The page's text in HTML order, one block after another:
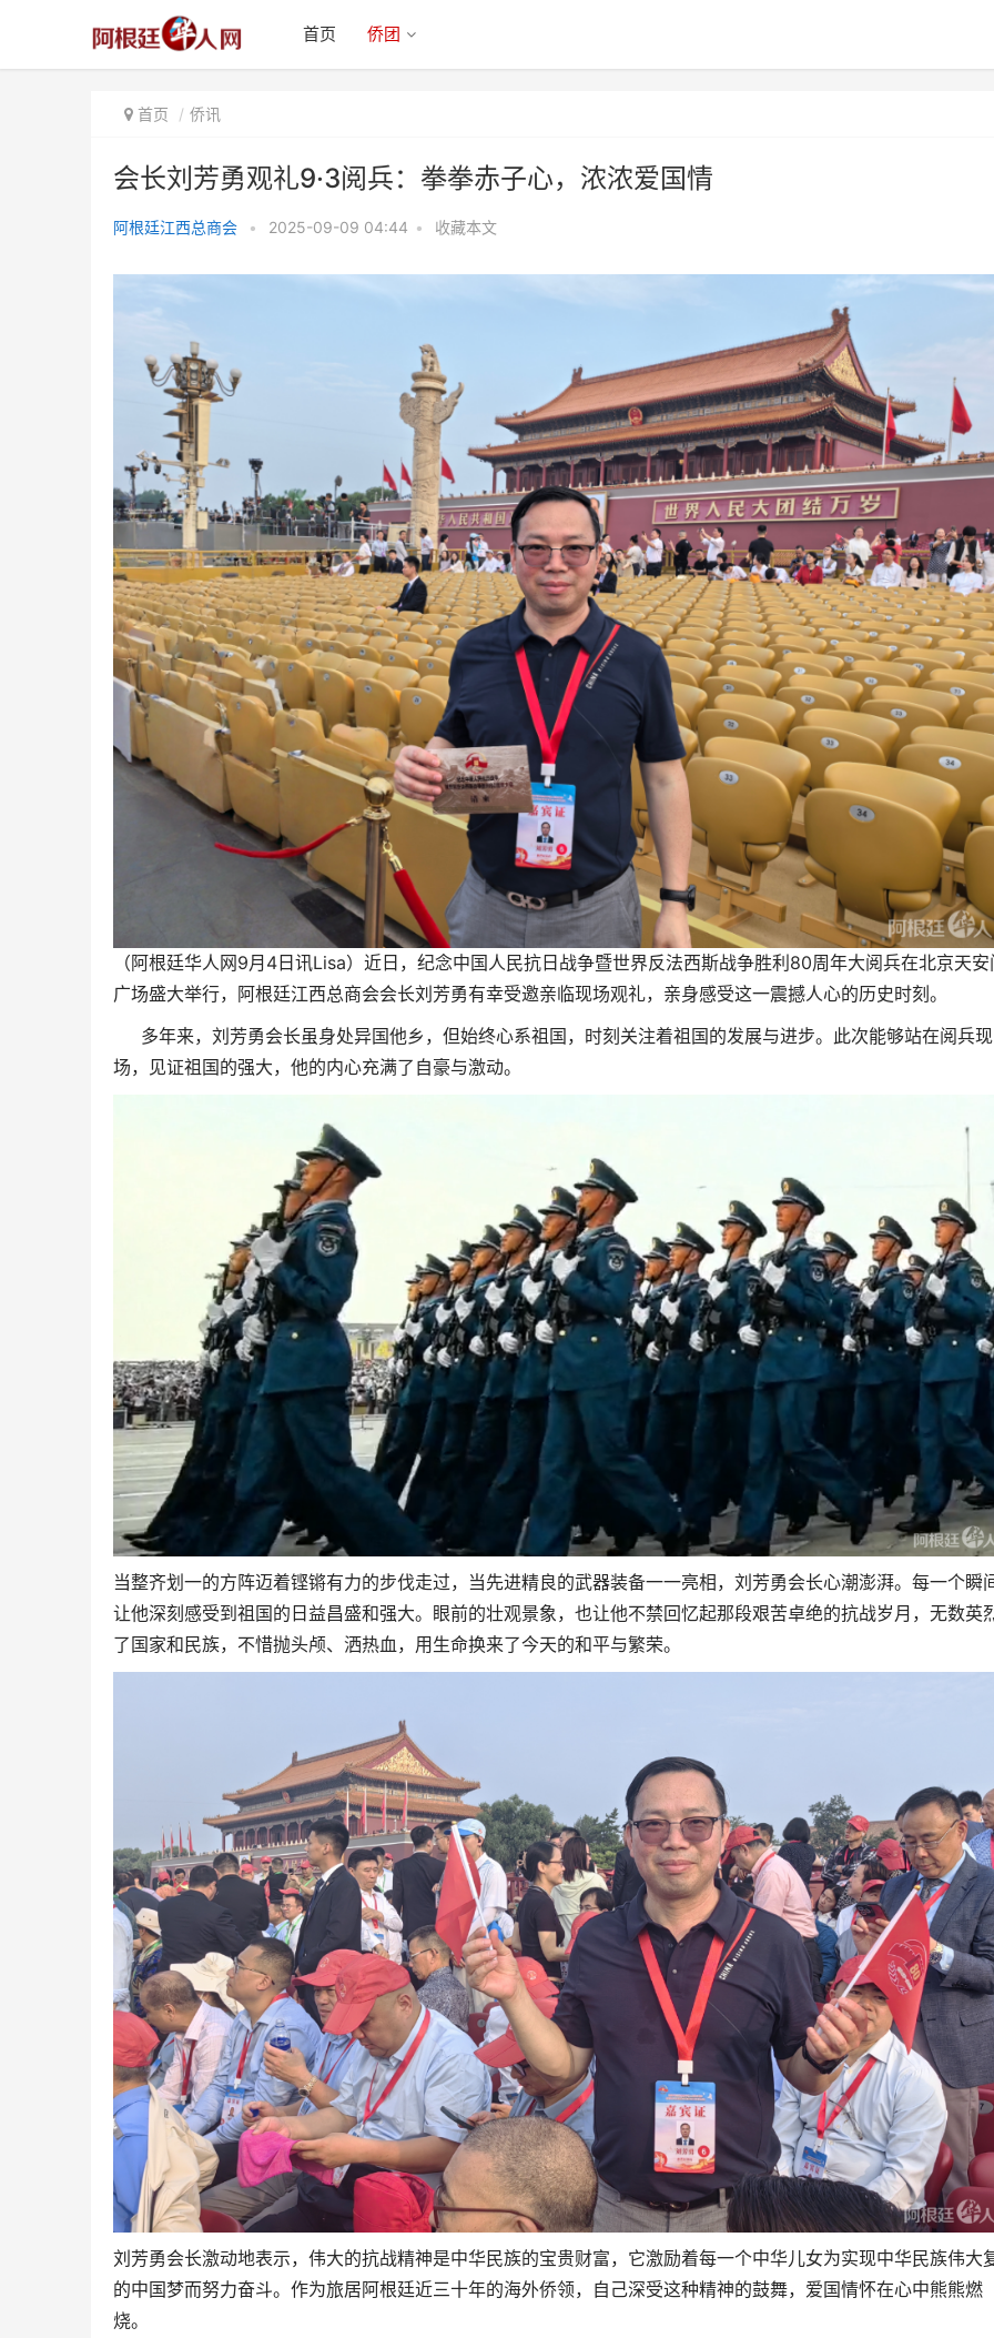
首页 侨团
首页 侨讯
会长刘芳勇观礼9·3阅兵：拳拳赤子心，浓浓爱国情
阿根廷江西总商会 • 2025-09-09 04:44 • 收藏本文
（阿根廷华人网9月4日讯Lisa）近日，纪念中国人民抗日战争暨世界反法西斯战争胜利80周年大阅兵在北京天安
广场盛大举行，阿根廷江西总商会会长刘芳勇有幸受邀亲临现场观礼，亲身感受这一震撼人心的历史时刻。
多年来，刘芳勇会长虽身处异国他乡，但始终心系祖国，时刻关注着祖国的发展与进步。此次能够站在阅兵现
场，见证祖国的强大，他的内心充满了自豪与激动。
当整齐划一的方阵迈着铿锵有力的步伐走过，当先进精良的武器装备一一亮相，刘芳勇会长心潮澎湃。每一个瞬
让他深刻感受到祖国的日益昌盛和强大。眼前的壮观景象，也让他不禁回忆起那段艰苦卓绝的抗战岁月，无数英
了国家和民族，不惜抛头颅、洒热血，用生命换来了今天的和平与繁荣。
刘芳勇会长激动地表示，伟大的抗战精神是中华民族的宝贵财富，它激励着每一个中华儿女为实现中华民族伟大
的中国梦而努力奋斗。作为旅居阿根廷近三十年的海外侨领，自己深受这种精神的鼓舞，爱国情怀在心中熊熊燃
烧。
子心，浓浓爱国情